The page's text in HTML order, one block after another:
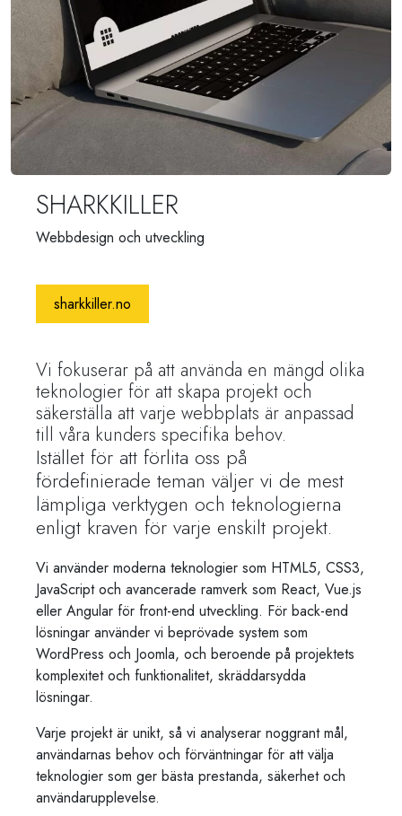
SHARKKILLER
Webbdesign och utveckling
sharkkiller.no
Vi fokuserar på att använda en mängd olika
teknologier för att skapa projekt och
säkerställa att varje webbplats är anpassad
till våra kunders specifika behov.
Istället för att förlita oss på
fördefinierade teman väljer vi de mest
lämpliga verktygen och teknologierna
enligt kraven för varje enskilt projekt.
Vi använder moderna teknologier som HTML5, CSS3,
JavaScript och avancerade ramverk som React, Vue.js
eller Angular för front-end utveckling. För back-end
lösningar använder vi beprövade system som
WordPress och Joomla, och beroende på projektets
komplexitet och funktionalitet, skräddarsydda
lösningar.
Varje projekt är unikt, så vi analyserar noggrant mål,
användarnas behov och förväntningar för att välja
teknologier som ger bästa prestanda, säkerhet och
användarupplevelse.